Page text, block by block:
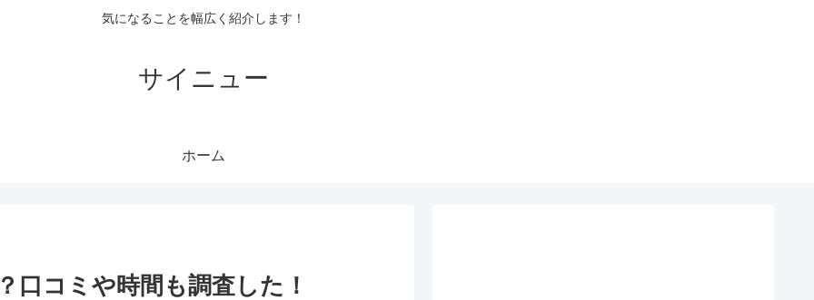
気になることを幅広く紹介します！
サイニュー
ホーム
口コミや時間も調査した！